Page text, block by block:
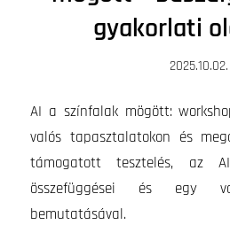
gyakorlati
2025.10.02.
AI a színfalak mögött:
valós tapasztalatokon és
támogatott tesztelés, az
összefüggései és egy
bemutatásával.